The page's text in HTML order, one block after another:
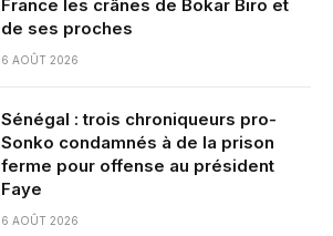
France les crânes de Bokar Biro et
de ses proches
6 AOÛT 2026
Sénégal : trois chroniqueurs pro-
Sonko condamnés à de la prison
ferme pour offense au président
Faye
6 AOÛT 2026